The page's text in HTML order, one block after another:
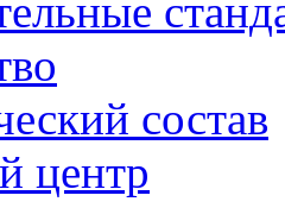
состав
центр